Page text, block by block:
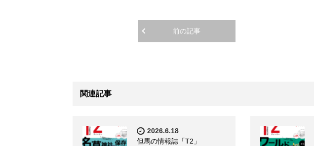
前の記事
関連記事
2026.6.18
但馬の情報誌「T2」